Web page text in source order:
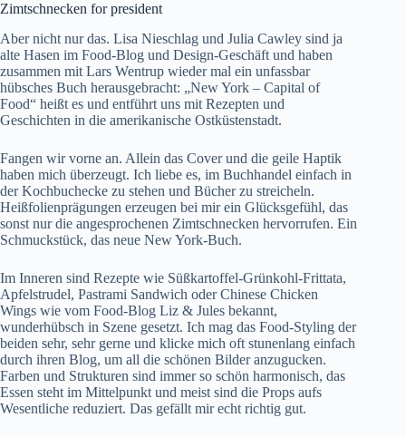
Zimtschnecken for president
Aber nicht nur das. Lisa Nieschlag und Julia Cawley sind ja
alte Hasen im Food-Blog und Design-Geschäft und haben
zusammen mit Lars Wentrup wieder mal ein unfassbar
hübsches Buch herausgebracht: „New York – Capital of
Food“ heißt es und entführt uns mit Rezepten und
Geschichten in die amerikanische Ostküstenstadt.
Fangen wir vorne an. Allein das Cover und die geile Haptik
haben mich überzeugt. Ich liebe es, im Buchhandel einfach in
der Kochbuchecke zu stehen und Bücher zu streicheln.
Heißfolienprägungen erzeugen bei mir ein Glücksgefühl, das
sonst nur die angesprochenen Zimtschnecken hervorrufen. Ein
Schmuckstück, das neue New York-Buch.
Im Inneren sind Rezepte wie Süßkartoffel-Grünkohl-Frittata,
Apfelstrudel, Pastrami Sandwich oder Chinese Chicken
Wings wie vom Food-Blog Liz & Jules bekannt,
wunderhübsch in Szene gesetzt. Ich mag das Food-Styling der
beiden sehr, sehr gerne und klicke mich oft stunenlang einfach
durch ihren Blog, um all die schönen Bilder anzugucken.
Farben und Strukturen sind immer so schön harmonisch, das
Essen steht im Mittelpunkt und meist sind die Props aufs
Wesentliche reduziert. Das gefällt mir echt richtig gut.